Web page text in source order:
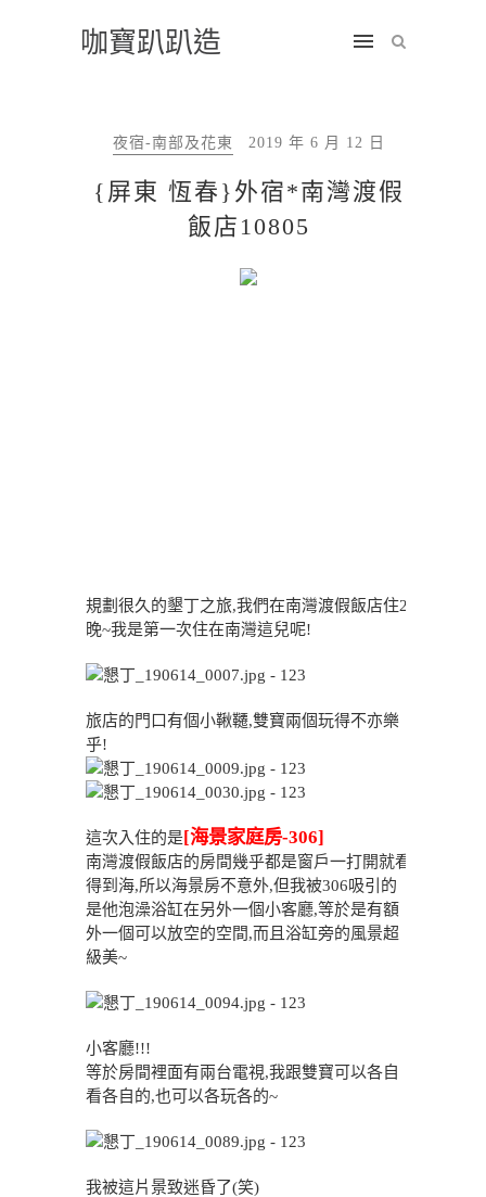
咖寶趴趴造
夜宿-南部及花東 2019 年 6 月 12 日
{屏東 恆春}外宿*南灣渡假
飯店10805
規劃很久的墾丁之旅,我們在南灣渡假飯店住2
晚~我是第一次住在南灣這兒呢!
旅店的門口有個小鞦韆,雙寶兩個玩得不亦樂
乎!
這次入住的是[海景家庭房-306]
南灣渡假飯店的房間幾乎都是窗戶一打開就看
得到海,所以海景房不意外,但我被306吸引的
是他泡澡浴缸在另外一個小客廳,等於是有額
外一個可以放空的空間,而且浴缸旁的風景超
級美~
小客廳!!!
等於房間裡面有兩台電視,我跟雙寶可以各自
看各自的,也可以各玩各的~
我被這片景致迷昏了(笑)